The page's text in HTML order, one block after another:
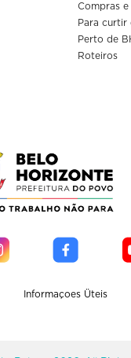
Compras e
Para curtir
Perto de
Roteiros
Informaçoes Üteis